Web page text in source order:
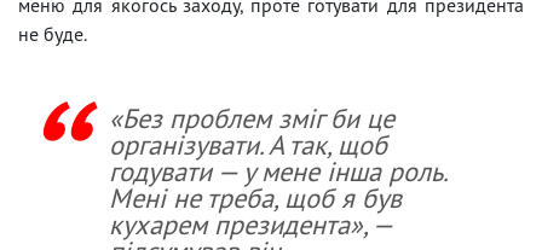
не буде.
«Без проблем зміг би це
організувати. А так, щоб
годувати — у мене інша роль.
Мені не треба, щоб я був
кухарем президента», —